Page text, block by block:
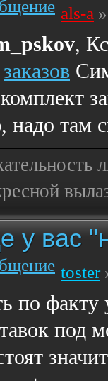
als-a
,
заказов
надо там
у вас
toster
по факту
под